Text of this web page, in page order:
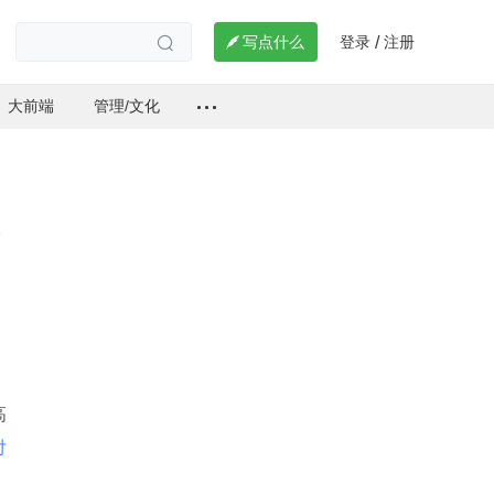
  写点什么 登录 / 注册
大前端 管理/文化